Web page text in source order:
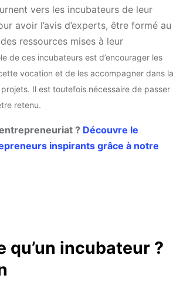
vers les incubateurs de leur
avoir l’avis d’experts, être formé au
ressources mises à leur
de ces incubateurs est d’encourager les
vocation et de les accompagner dans la
Il est toutefois nécessaire de passer
retenu.
? Découvre le
inspirants grâce à notre
qu’un incubateur ?